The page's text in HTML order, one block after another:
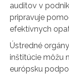
auditov v
pripravuje
efektívnych
Ústredné
inštitúcie môžu
európsku